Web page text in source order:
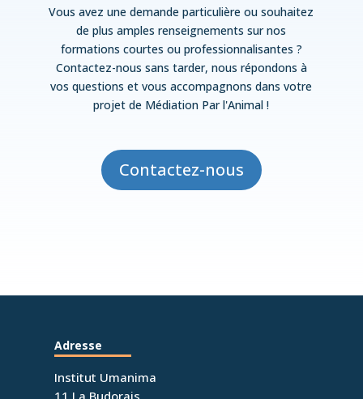
Vous avez une demande particulière ou souhaitez
de plus amples renseignements sur nos
formations courtes ou professionnalisantes ?
Contactez-nous sans tarder, nous répondons à
vos questions et vous accompagnons dans votre
projet de Médiation Par l'Animal !
Contactez-nous
Adresse
Institut Umanima
11 La Budorais